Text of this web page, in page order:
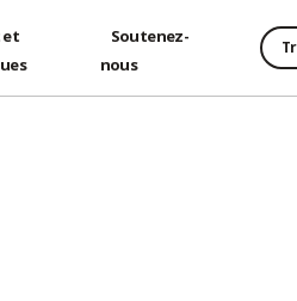
et
Soutenez-
nous